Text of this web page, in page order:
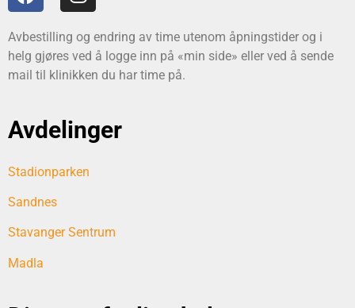
Avbestilling og endring av time utenom åpningstider og i
helg gjøres ved å logge inn på «min side» eller ved å sende
mail til klinikken du har time på.
Avdelinger
Stadionparken
Sandnes
Stavanger Sentrum
Madla